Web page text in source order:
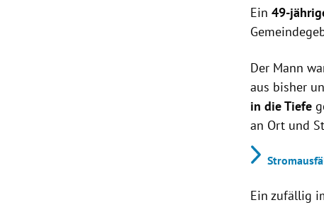
Ein49-
Der Mann
aus bisher
in die Tiefe
an Ort und
Ein zufällig